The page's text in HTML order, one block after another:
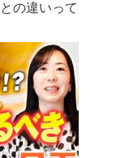
の違いって